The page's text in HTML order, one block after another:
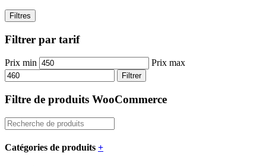
Filtres
Filtrer par tarif
Prix min Prix max
Filtrer
Filtre de produits WooCommerce
Catégories de produits +